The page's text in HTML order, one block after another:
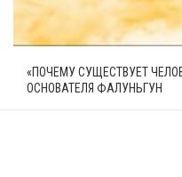
«ПОЧЕМУ СУЩЕСТВУЕТ
ОСНОВАТЕЛЯ ФАЛУНЬГУН